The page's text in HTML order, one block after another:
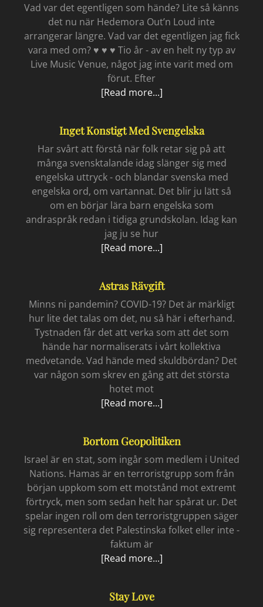
Vad var det egentligen som hände? Lite så känns
det nu när Hedemora Out’n Loud inte
arrangerar längre. Vad var det egentligen jag fick
vara med om? ♥ ♥ ♥ Tio år - av en helt ny typ av
Live Music Venue, något jag inte varit med om
förut. Efter
[Read more...]Hedemora
Inget Konstigt Med Svengelska
Har svårt att förstå när folk retar sig på att
många svensktalande idag slänger sig med
engelska uttryck - och blandar svenska med
engelska ord, om vartannat. Det blir ju lätt så
om en börjar lära barn engelska som
andraspråk redan i tidiga grundskolan. Idag kan
jag ju se hur
[Read more...]Inget
svengelska
Astras Rävgift
Minns ni pandemin? COVID-19? Det är märkligt
hur lite det talas om det, nu så här i efterhand.
Tystnaden får det att verka som att det som
hände har normaliserats i vårt kollektiva
medvetande. Vad hände med skuldbördan? Det
var någon som skrev en gång att det största
hotet mot
[Read more...]Astras
Bortom Geopolitiken
Israel är en stat, som ingår som medlem i United
Nations. Hamas är en terroristgrupp som från
början uppkom som ett motstånd mot extremt
förtryck, men som sedan helt har spårat ur. Det
spelar ingen roll om den terroristgruppen säger
sig representera det Palestinska folket eller inte -
faktum är
[Read more...]Bortom
Stay Love